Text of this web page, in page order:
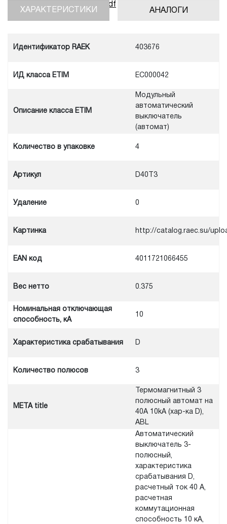
Скачать инструкцию, pdf
АНАЛОГИ
ХАРАКТЕРИСТИКИ
Идентификатор RAEK 403676
ИД класса ETIM EC000042
Описание класса ETIM
Модульный
автоматический
выключатель
(автомат)
Количество в упаковке 4
Артикул D40T3
Удаление 0
Картинка http://catalog.raec.su/
EAN код 4011721066455
Вес нетто 0.375
Номинальная отключающая
способность, кА
10
Характеристика срабатывания D
Количество полюсов 3
META title
Термомагнитный 3
полюсный автомат на
40A 10kA (хар-ка D),
ABL
Автоматический
выключатель 3-
полюсный,
характеристика
срабатывания D,
расчетный ток 40 А,
расчетная
коммутационная
способность 10 кА,